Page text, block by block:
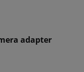
adapter